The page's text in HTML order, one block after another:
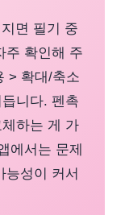
면 필기 중
주 확인해 주
> 확대/축소
니다. 펜촉
하는 게 가
에서는 문제
능성이 커서